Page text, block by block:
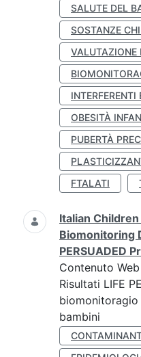
SALUTE DEL
SOSTANZE
VALUTAZIONE
INTERFERENTI
OBESITÀ
PUBERTÀ
FTALATI
Italian
Biomonitoring
PERSUADED
Contenuto Web
Risultati LIFE
bambini